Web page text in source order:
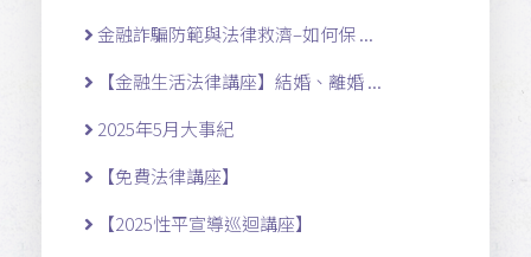
金融詐騙防範與法律救濟–如何保 ...
【金融生活法律講座】結婚、離婚 ...
2025年5月大事紀
【免費法律講座】
【2025性平宣導巡迴講座】